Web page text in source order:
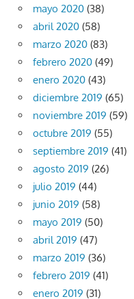
mayo 2020 (38)
abril 2020 (58)
marzo 2020 (83)
febrero 2020 (49)
enero 2020 (43)
diciembre 2019 (65)
noviembre 2019 (59)
octubre 2019 (55)
septiembre 2019 (41)
agosto 2019 (26)
julio 2019 (44)
junio 2019 (58)
mayo 2019 (50)
abril 2019 (47)
marzo 2019 (36)
febrero 2019 (41)
enero 2019 (31)